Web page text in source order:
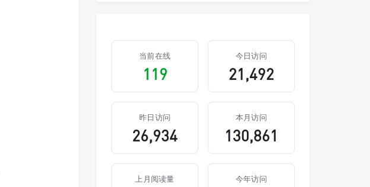
当前在线
119
今日访问
21,492
昨日访问
26,934
本月访问
130,861
上月阅读量 今年访问